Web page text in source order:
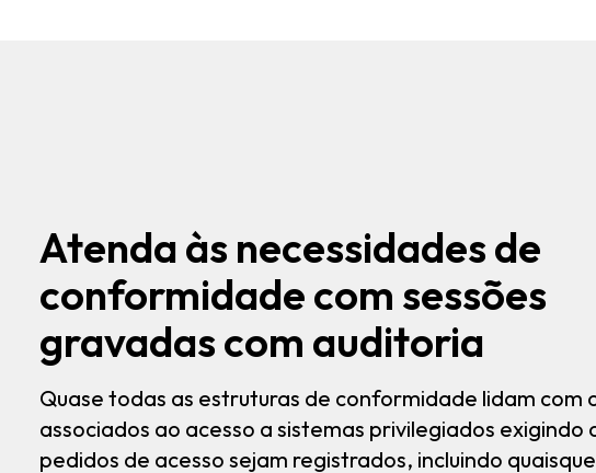
Atenda às necessidades de
conformidade com sessões
gravadas com auditoria
Quase todas as estruturas de conformidade lidam com
associados ao acesso a sistemas privilegiados exigindo
pedidos de acesso sejam registrados, incluindo